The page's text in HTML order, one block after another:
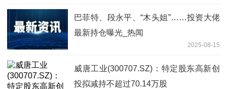
巴菲特、段永平、“木头姐”……投资大佬
最新持仓曝光_热闻
2025-08-15
威唐工业(300707.SZ)：特定股东高新创
投拟减持不超过70.14万股